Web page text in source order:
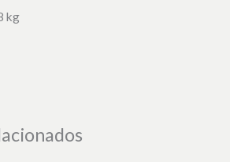
kg